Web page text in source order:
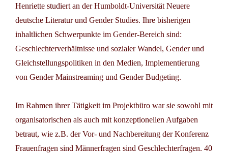
Henriette studiert an der Humboldt-Universität Neuere
deutsche Literatur und Gender Studies. Ihre bisherigen
inhaltlichen Schwerpunkte im Gender-Bereich sind:
Geschlechterverhältnisse und sozialer Wandel, Gender und
Gleichstellungspolitiken in den Medien, Implementierung
von Gender Mainstreaming und Gender Budgeting.
Im Rahmen ihrer Tätigkeit im Projektbüro war sie sowohl mit
organisatorischen als auch mit konzeptionellen Aufgaben
betraut, wie z.B. der Vor- und Nachbereitung der Konferenz
Frauenfragen sind Männerfragen sind Geschlechterfragen. 40